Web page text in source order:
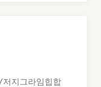
저지 그라임힙합